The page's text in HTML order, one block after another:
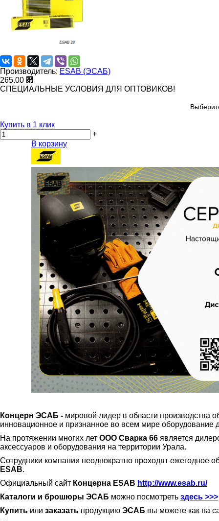
Производитель: ESAB (ЭСАБ)
265.00 ⃏
СПЕЦИАЛЬНЫЕ УСЛОВИЯ ДЛЯ ОПТОВИКОВ!
Купить в 1 клик
+
В корзину
Концерн ЭСАБ - мировой лидер в области производства
инновационное и признанное во всем мире оборудование
На протяжении многих лет ООО Сварка 66 является
аксессуаров и оборудования на территории Урала.
Сотрудники компании неоднократно проходят
ESAB.
Официальный сайт Концерна ESAB http://www.esab.ru/
Каталоги и брошюры ЭСАБ можно посмотреть здесь >>>
Купить или заказать продукцию ЭСАБ вы можете как на